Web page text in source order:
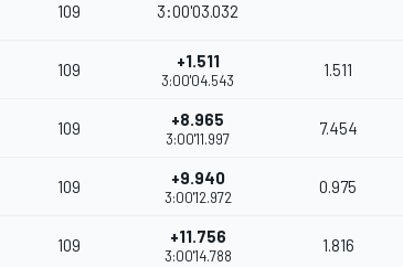
109 3:00'03.032
109 +1.511
3:00'04.543
1.511
109 +8.965
3:00'11.997
7.454
109 +9.940
3:00'12.972
0.975
109 +11.756
3:00'14.788
1.816